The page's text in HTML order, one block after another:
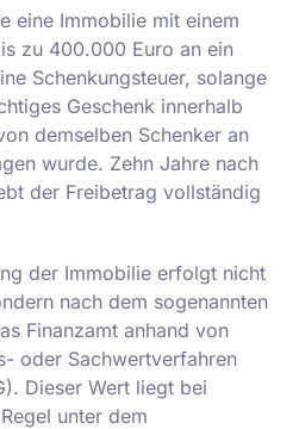
eine Immobilie mit einem
zu 400.000 Euro an ein
Schenkungsteuer, solange
Geschenk innerhalb
demselben Schenker an
wurde. Zehn Jahre nach
der Freibetrag vollständig
der Immobilie erfolgt nicht
nach dem sogenannten
Finanzamt anhand von
oder Sachwertverfahren
Dieser Wert liegt bei
unter dem